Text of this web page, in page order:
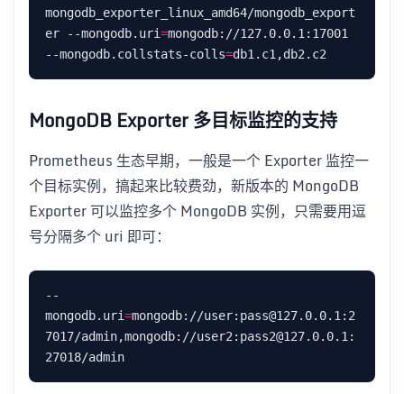
mongodb_exporter_linux_amd64/mongodb_export
er --mongodb.uri=mongodb://127.0.0.1:17001
--mongodb.collstats-colls=
MongoDB Exporter 多目标监控的支持
Prometheus 生态早期，一般是一个 Exporter 监控一
个目标实例，搞起来比较费劲，新版本的 MongoDB
Exporter 可以监控多个 MongoDB 实例，只需要用逗
号分隔多个 uri 即可：
--
mongodb.uri=mongodb://user:pass@127.0.0.1:2
7017/admin,mongodb://user2:pass2@127.0.0.1: